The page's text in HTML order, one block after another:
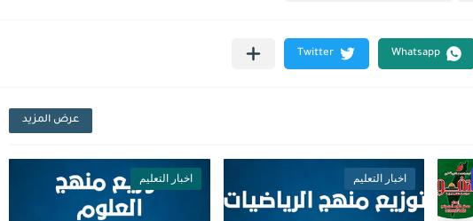
عرض المزيد
اخبار التعليم اخبار التعليم